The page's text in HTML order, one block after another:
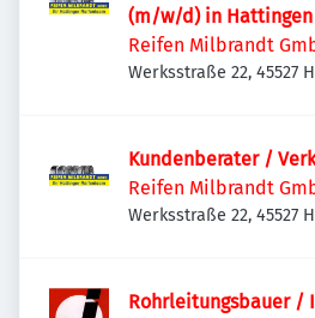
(m/w/d) in Hattingen
Reifen Milbrandt
Werksstraße 22, 45527
Kundenberater /
Reifen Milbrandt
Werksstraße 22, 45527
Rohrleitungsbauer /